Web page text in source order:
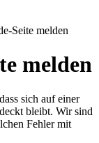
Seite melden
melden
sich auf einer
bleibt. Wir sind
Fehler mit